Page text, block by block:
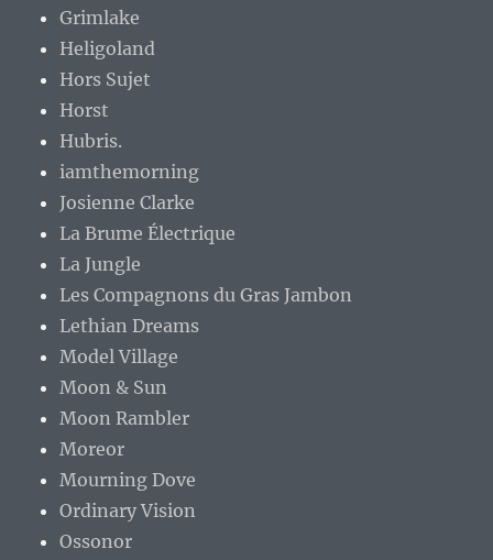
Grimlake
Heligoland
Hors Sujet
Horst
Hubris.
iamthemorning
Josienne Clarke
La Brume Électrique
La Jungle
Les Compagnons du Gras Jambon
Lethian Dreams
Model Village
Moon & Sun
Moon Rambler
Moreor
Mourning Dove
Ordinary Vision
Ossonor